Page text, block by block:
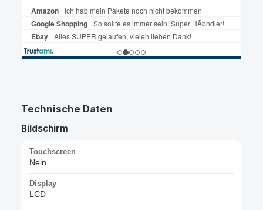
Technische Daten
Bildschirm
Touchscreen
Nein
Display
LCD